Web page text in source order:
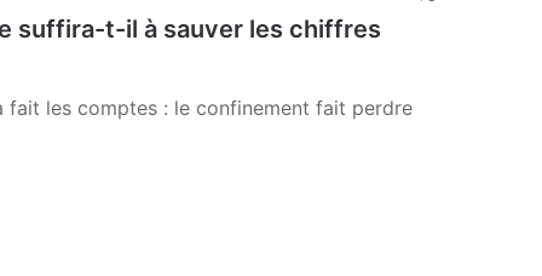
suffira-t-il à sauver les chiffres
fait les comptes : le confinement fait perdre